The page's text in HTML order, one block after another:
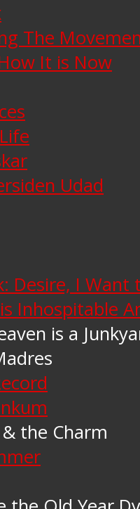
The
It is Now
Udad
Desire, I
Inhospitable
is a
the Charm